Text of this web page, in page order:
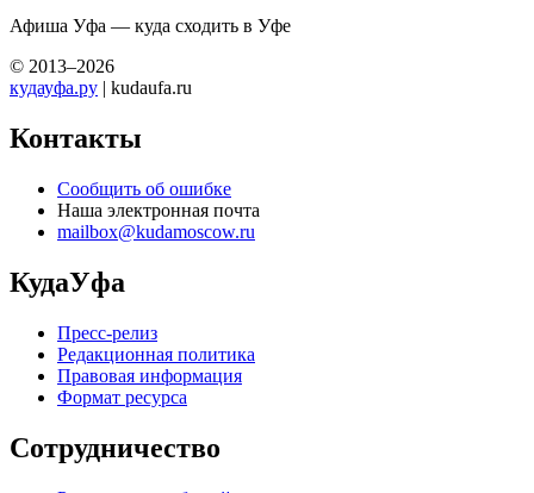
Афиша Уфа — куда сходить в Уфе
© 2013–2026
кудауфа.ру | kudaufa.ru
Контакты
Сообщить об ошибке
Наша электронная почта
mailbox@kudamoscow.ru
КудаУфа
Пресс-релиз
Редакционная политика
Правовая информация
Формат ресурса
Сотрудничество